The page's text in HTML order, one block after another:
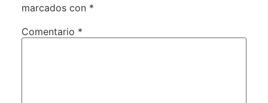
marcados con *
Comentario *